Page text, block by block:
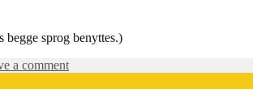
sprog benyttes.)
a commenton
og